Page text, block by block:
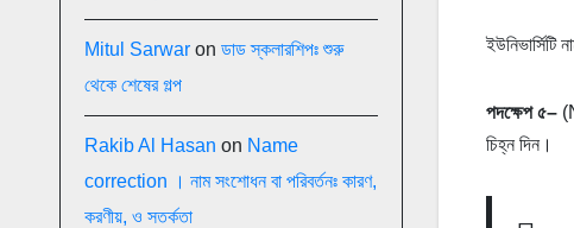
Mitul Sarwar on ডাড স্কলারশিপঃ শুরু
থেকে শেষের গল্প
Rakib Al Hasan on Name
correction । নাম সংশোধন বা পরিবর্তনঃ কারণ,
করণীয়, ও সতর্কতা
পদক্ষেপ ৫–
চিহ্ন দিন।